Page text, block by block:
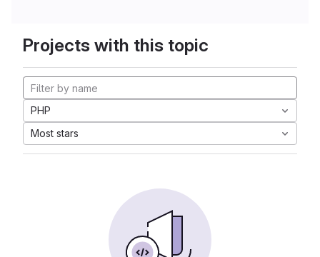
Projects with this topic
PHP
Most stars